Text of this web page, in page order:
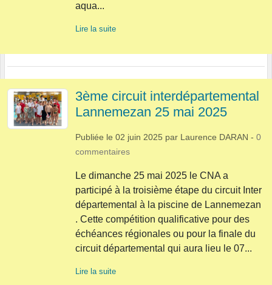
aqua...
Lire la suite
3ème circuit interdépartemental
Lannemezan 25 mai 2025
Publiée le 02 juin 2025 par Laurence DARAN - 0
commentaires
Le dimanche 25 mai 2025 le CNA a
participé à la troisième étape du circuit Inter
départemental à la piscine de Lannemezan
. Cette compétition qualificative pour des
échéances régionales ou pour la finale du
circuit départemental qui aura lieu le 07...
Lire la suite